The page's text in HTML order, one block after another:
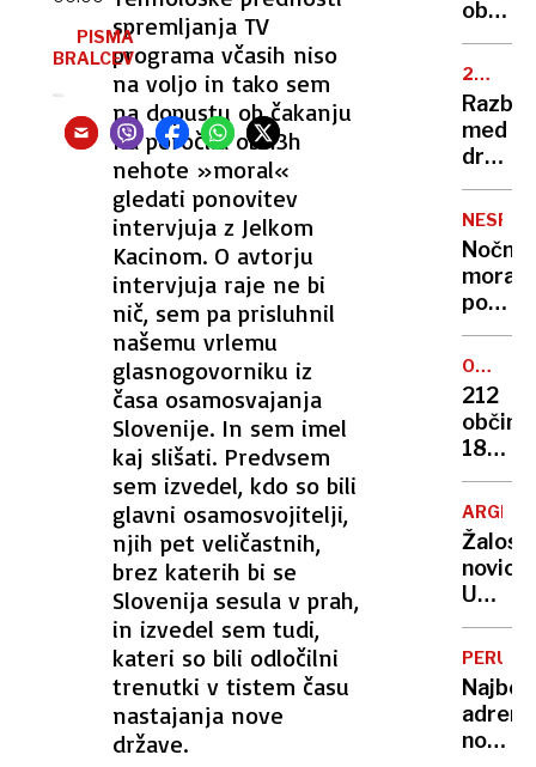
spremljanja TV
programa včasih niso
na voljo in tako sem
na dopustu ob čakanju
na poročila ob 13h
nehote »moral«
gledati ponovitev
intervjuja z Jelkom
Kacinom. O avtorju
intervjuja raje ne bi
nič, sem pa prisluhnil
našemu vrlemu
glasnogovorniku iz
časa osamosvajanja
Slovenije. In sem imel
kaj slišati. Predvsem
sem izvedel, kdo so bili
glavni osamosvojitelji,
njih pet veličastnih,
brez katerih bi se
Slovenija sesula v prah,
in izvedel sem tudi,
kateri so bili odločilni
trenutki v tistem času
nastajanja nove
države.
PISMA
BRALCEV
javno
bo
ujezil
25.
med
žrtev
11.
»Če
bo
župan
tam,
nas
ne
bo«
Nočna
mora
noči:
zakaj
v
vročini
ne
VRHOV
212
občin,
180
točk:
njun
cilj
je
skriti
vrh
novica:
Umrl
je
Jorge
Messi,
človek,
ki je
stal
PERU
Najbolj